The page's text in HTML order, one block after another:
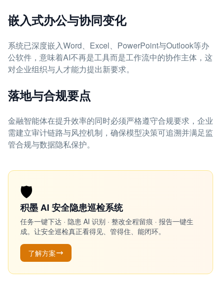
嵌入式办公与协同变化
系统已深度嵌入Word、Excel、PowerPoint与Outlook等办
公软件，意味着AI不再是工具而是工作流中的协作主体，这
对企业组织与人才能力提出新要求。
落地与合规要点
金融智能体在提升效率的同时必须严格遵守合规要求，企业
需建立审计链路与风控机制，确保模型决策可追溯并满足监
管合规与数据隐私保护。
🛡️
积墨 AI 安全隐患巡检系统
任务一键下达 · 隐患 AI 识别 · 整改全程留痕 · 报告一键生
成。让安全巡检真正看得见、管得住、能闭环。
了解方案